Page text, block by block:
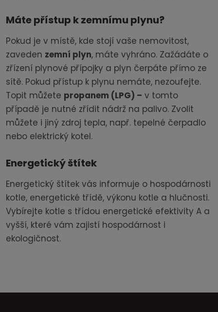
Máte přístup k zemnímu plynu?
Pokud je v místě, kde stojí vaše nemovitost,
zaveden zemní plyn, máte vyhráno. Zažádáte o
zřízení plynové přípojky a plyn čerpáte přímo ze
sítě. Pokud přístup k plynu nemáte, nezoufejte.
Topit můžete propanem (LPG) – v tomto
případě je nutné zřídit nádrž na palivo. Zvolit
můžete i jiný zdroj tepla, např. tepelné čerpadlo
nebo elektrický kotel.
Energetický štítek
Energetický štítek vás informuje o hospodárnosti
kotle, energetické třídě, výkonu kotle a hlučnosti.
Vybírejte kotle s třídou energetické efektivity A a
vyšší, které vám zajistí hospodárnost i
ekologičnost.